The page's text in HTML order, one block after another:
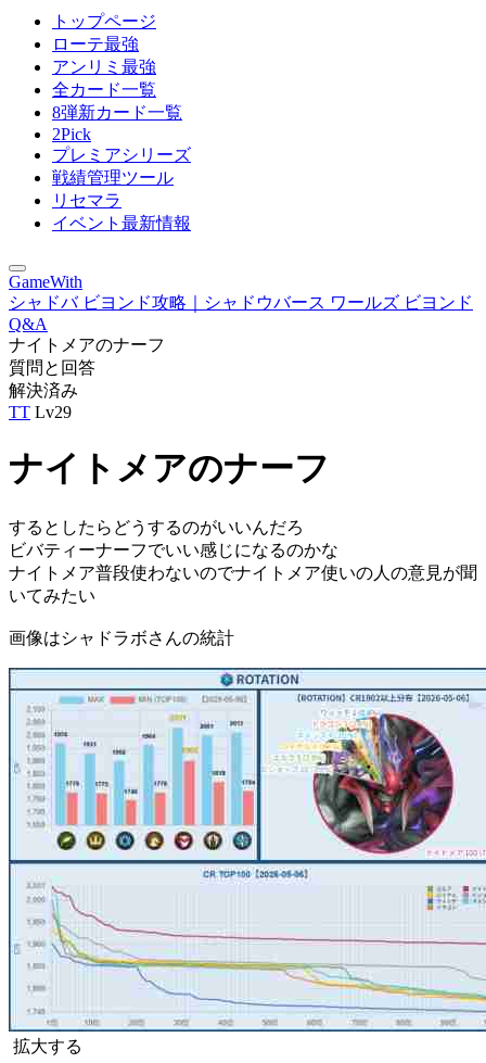
トップページ
ローテ最強
アンリミ最強
全カード一覧
8弾新カード一覧
2Pick
プレミアシリーズ
戦績管理ツール
リセマラ
イベント最新情報
GameWith
シャドバ ビヨンド攻略｜シャドウバース ワールズ ビヨンド
Q&A
ナイトメアのナーフ
質問と回答
解決済み
TT Lv29
ナイトメアのナーフ
するとしたらどうするのがいいんだろ
ビバティーナーフでいい感じになるのかな
ナイトメア普段使わないのでナイトメア使いの人の意見が聞
いてみたい
画像はシャドラボさんの統計
拡大する